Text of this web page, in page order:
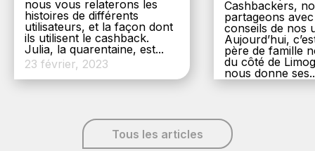
nous vous relaterons les
histoires de différents
utilisateurs, et la façon dont
ils utilisent le cashback.
Julia, la quarentaine, est...
23 février, 2023
Cashbackers,
partageons
conseils de nos
Aujourd’hui,
père de famille
du côté de
nous donne
Tous les articles